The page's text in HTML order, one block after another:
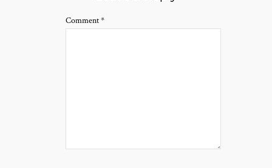
Comment*